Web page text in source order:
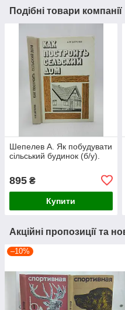
Подібні товари компанії
Шепелев А. Як побудувати
сільський будинок (б/у).
895 ₴
Купити
Акційні пропозиції та
–10%